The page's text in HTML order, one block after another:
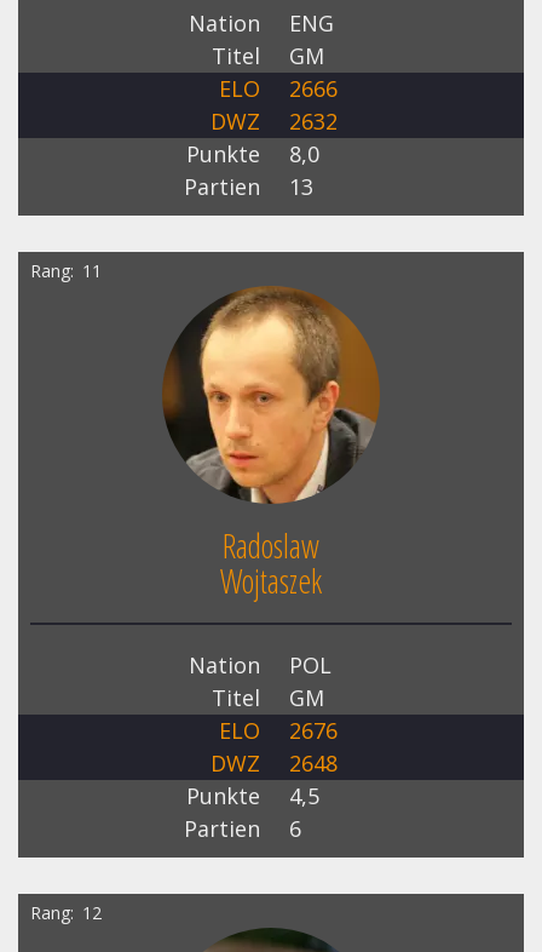
Nation
ENG
Titel
GM
ELO
2666
DWZ
2632
Punkte
8,0
Partien
13
Rang 11
Radoslaw
Wojtaszek
Nation
POL
Titel
GM
ELO
2676
DWZ
2648
Punkte
4,5
Partien
6
Rang 12